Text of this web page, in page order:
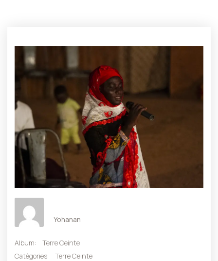
Yohanan
Album:
Terre Ceinte
Catégories:
Terre Ceinte